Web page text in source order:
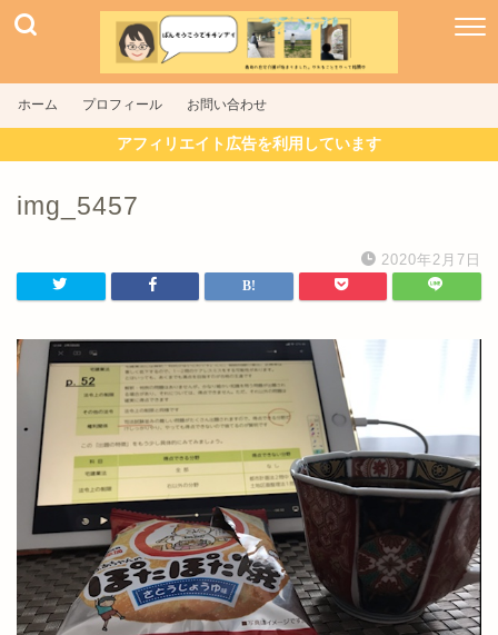
ホーム プロフィール お問い合わせ
アフィリエイト広告を利用しています
img_5457
2020年2月7日